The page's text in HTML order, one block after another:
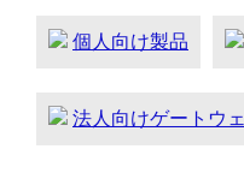
個人向け製品
法人向けゲートウ